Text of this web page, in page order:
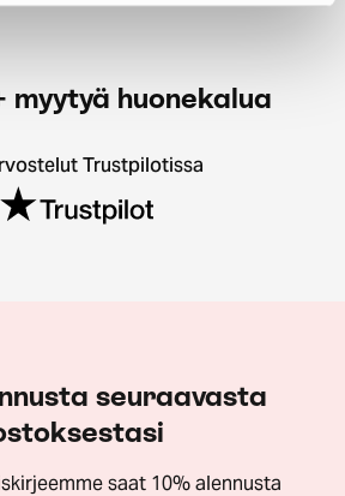
huonekalua
Trustpilotissa
seuraavasta
saat 10% alennusta